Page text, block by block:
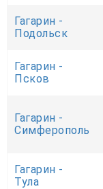
Гагарин -
Подольск
Гагарин -
Псков
Гагарин -
Симферополь
Гагарин -
Тула